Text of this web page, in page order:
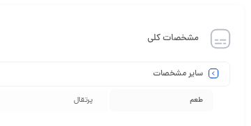
مشخصات کلی
سایر مشخصات
طعم پرتقال